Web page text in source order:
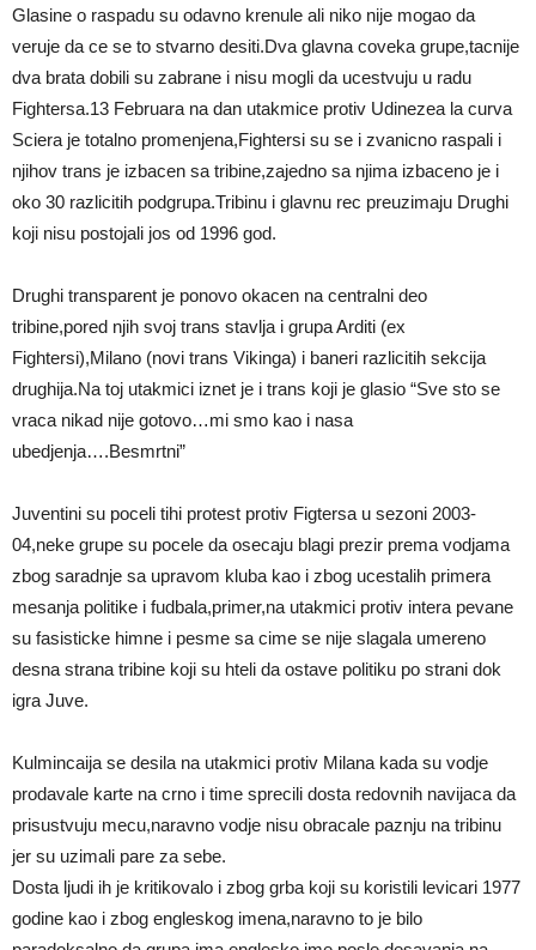
Glasine o raspadu su odavno krenule ali niko nije mogao da
veruje da ce se to stvarno desiti.Dva glavna coveka grupe,tacnije
dva brata dobili su zabrane i nisu mogli da ucestvuju u radu
Fightersa.13 Februara na dan utakmice protiv Udinezea la curva
Sciera je totalno promenjena,Fightersi su se i zvanicno raspali i
njihov trans je izbacen sa tribine,zajedno sa njima izbaceno je i
oko 30 razlicitih podgrupa.Tribinu i glavnu rec preuzimaju Drughi
koji nisu postojali jos od 1996 god.
Drughi transparent je ponovo okacen na centralni deo
tribine,pored njih svoj trans stavlja i grupa Arditi (ex
Fightersi),Milano (novi trans Vikinga) i baneri razlicitih sekcija
drughija.Na toj utakmici iznet je i trans koji je glasio “Sve sto se
vraca nikad nije gotovo…mi smo kao i nasa
ubedjenja….Besmrtni”
Juventini su poceli tihi protest protiv Figtersa u sezoni 2003-
04,neke grupe su pocele da osecaju blagi prezir prema vodjama
zbog saradnje sa upravom kluba kao i zbog ucestalih primera
mesanja politike i fudbala,primer,na utakmici protiv intera pevane
su fasisticke himne i pesme sa cime se nije slagala umereno
desna strana tribine koji su hteli da ostave politiku po strani dok
igra Juve.
Kulmincaija se desila na utakmici protiv Milana kada su vodje
prodavale karte na crno i time sprecili dosta redovnih navijaca da
prisustvuju mecu,naravno vodje nisu obracale paznju na tribinu
jer su uzimali pare za sebe.
Dosta ljudi ih je kritikovalo i zbog grba koji su koristili levicari 1977
godine kao i zbog engleskog imena,naravno to je bilo